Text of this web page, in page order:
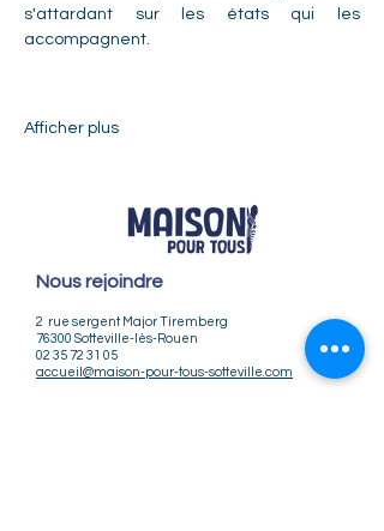
s'attardant sur les états qui les
accompagnent.
Afficher plus
Nous rejoindre
2 rue sergent Major Tiremberg
76300 Sotteville-lès-Rouen
02 35 72 31 05
accueil@maison-pour-tous-sotteville.com